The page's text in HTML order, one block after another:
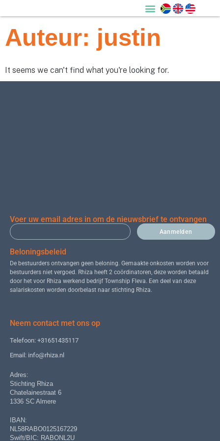
Auteur: justin
It seems we can't find what you're looking for.
Voer uw email adres in om de nieuwsbrief te ontvangen
Aanmelden
Beloningsbeleid
De bestuurders ontvangen geen beloning. Gemaakte onkosten worden voor
bestuurders niet vergoed. Rhiza heeft 2 coördinatoren, deze worden betaald
door het voor Rhiza werkend bedrijf Township Fleva. Een deel van deze
salariskosten worden doorbelast naar stichting Rhiza.
Neem contact met ons op
Telefoon: +31651435117
Email: info@rhiza.nl
Adres:
Stichting Rhiza
Chatelainestraat 6
1336 SC Almere
IBAN:
NL58RABO0125167229
Swift/BIC: RABONL2U